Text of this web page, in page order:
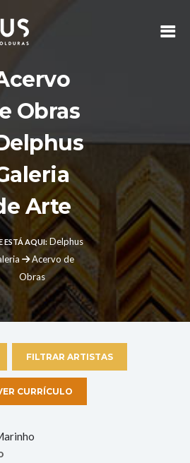
Obras
Arte
ESTÁ AQUI: Delphus
Acervo de
Obras
FILTRAR ARTISTAS
CURRÍCULO